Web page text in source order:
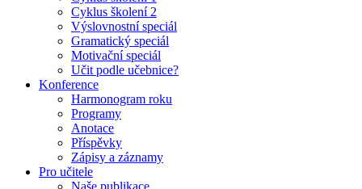
Cyklus školení 2
Výslovnostní speciál
Gramatický speciál
Motivační speciál
Učit podle učebnice?
Konference
Harmonogram roku
Programy
Anotace
Příspěvky
Zápisy a záznamy
Pro učitele
Naše publikace